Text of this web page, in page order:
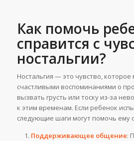
Как помочь
справится с
ностальгии?
Ностальгия — это чувство,
счастливыми воспоминаниями о
вызвать грусть или тоску из-за
к этим временам. Если ребенок
следующие шаги могут помочь ему
Поддерживающее общение: